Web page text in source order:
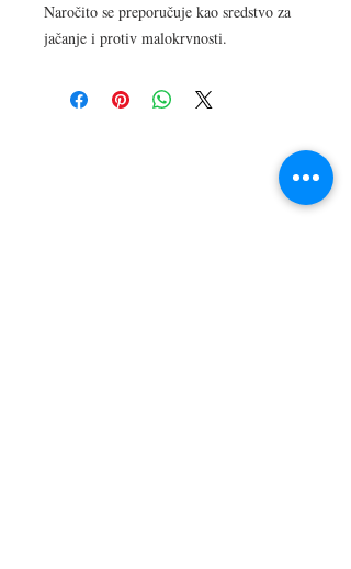
Naročito se preporučuje kao sredstvo za
jačanje i protiv malokrvnosti.